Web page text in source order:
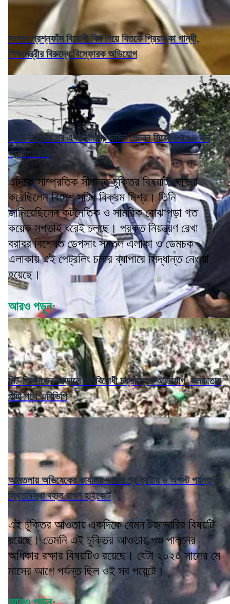
সংসদে প্রশ্নফাঁস বিরোধী বিল নিয়ে বিতর্কে প্রিয়াঙ্কা গান্ধী,
শিক্ষামন্ত্রীর বিরুদ্ধে বিস্ফোরক অভিযোগ
অসম-বিহারের পর এবার বাংলা, জামিন পেলেন সিজেপি-র ১৬ জন
আন্দোলনকারী
এদিকে সাম্প্রতিক সীমান্ত চুক্তির বিষয়টি ঘোষণা
করেছিলেন বিদেশ সচিব বিক্রম মিশ্র। তিনি
জানিয়েছিলেন কূটনৈতিক ও সামরিক বোঝাপড়া গত
কয়েক সপ্তাহ ধরেই চলছে। প্রকৃত নিয়ন্ত্রণ রেখা
বরাবর বিশেষত ডেপসাং সমতল এলাকা ও ডেমচক
এলাকায় এই পেট্রলিং চলার ব্যাপারে সিদ্ধান্ত নেওয়া
হয়েছে।
আরও পড়ুন:
নিট-বিক্ষোভের আড়ালে দেশবিরোধী চক্রান্তের অভিযোগ, কলকাতায়
পাল্টা পথে এবিভিপি
আমতলায় অভিষেকের কার্যালয় ভাঙার প্রক্রিয়ায় ৬ অগস্ট পর্যন্ত
স্থিতাবস্থা বহাল রাখল হাইকোর্ট
এই চুক্তির আওতায় একদিকে যেমন টহলদারির বিষয়টি
রয়েছে। তেমনি এই চুক্তির আওতায় পশু পালনের
অধিকার রক্ষার বিষয়টিও রয়েছে। যেটা ২০২০ সালের মে
মাসের আগে পর্যন্ত ছিল ওই সব পয়েন্টে।